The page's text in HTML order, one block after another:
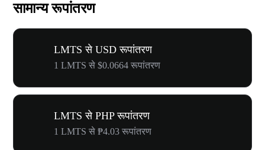
सामान्य रूपांतरण
LMTS से USD रूपांतरण
1 LMTS से $0.0664 रूपांतरण
LMTS से PHP रूपांतरण
1 LMTS से ₱4.03 रूपांतरण